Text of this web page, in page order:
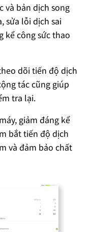
và bản dịch song
sửa lỗi dịch sai
kể công sức thao
dõi tiến độ dịch
tác cũng giúp
tra lại.
giảm đáng kể
bắt tiến độ dịch
và đảm bảo chất